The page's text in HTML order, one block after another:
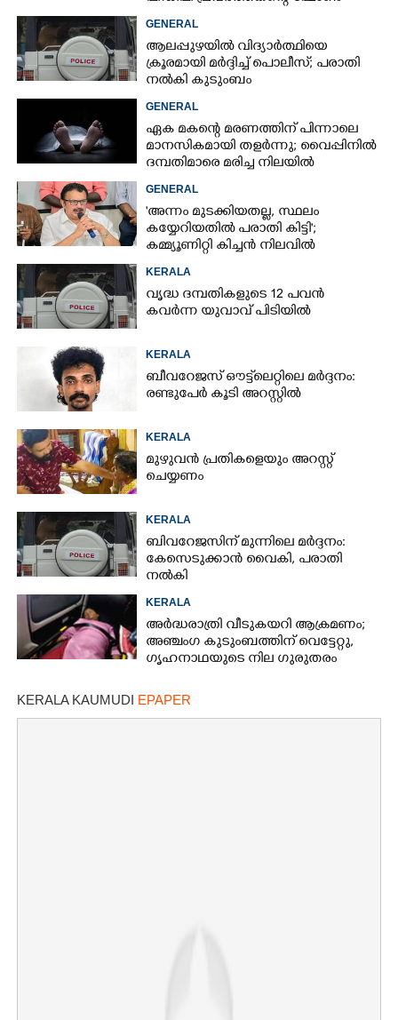
പൊലീസ് പിടിച്ചെടുത്തു
GENERAL
ആലപ്പുഴയിൽ വിദ്യാർത്ഥിയെ
ക്രൂരമായി മർദ്ദിച്ച് പൊലീസ്; പരാതി
നൽകി കുടുംബം
GENERAL
ഏക മകന്റെ മരണത്തിന് പിന്നാലെ
മാനസികമായി തളർന്നു; വൈപ്പിനിൽ
ദമ്പതിമാരെ മരിച്ച നിലയിൽ
കണ്ടെത്തി
GENERAL
'അന്നം മുടക്കിയതല്ല, സ്ഥലം
കയ്യേറിയതിൽ പരാതി കിട്ടി';
കമ്മ്യൂണിറ്റി കിച്ചൻ നിലവിൽ
ആലപ്പുഴയിൽ മാത്രമെന്ന് മന്ത്രി
KERALA
വൃദ്ധ ദമ്പതികളുടെ 12 പവൻ
കവർന്ന യുവാവ് പിടിയിൽ
KERALA
ബീവറേജസ് ഔട്ട്‌ലെറ്റിലെ മർദ്ദനം:
രണ്ടുപേർ കൂടി അറസ്റ്റിൽ
KERALA
മുഴുവൻ പ്രതികളെയും അറസ്റ്റ്
ചെയ്യണം
KERALA
ബിവറേജസിന് മുന്നിലെ മർദ്ദനം:
കേസെടുക്കാൻ വൈകി, പരാതി
നൽകി
KERALA
അർദ്ധരാത്രി വീടുകയറി ആക്രമണം;
അഞ്ചംഗ കുടുംബത്തിന് വെട്ടേറ്റു,
ഗൃഹനാഥയുടെ നില ഗുരുതരം
KERALA KAUMUDI EPAPER